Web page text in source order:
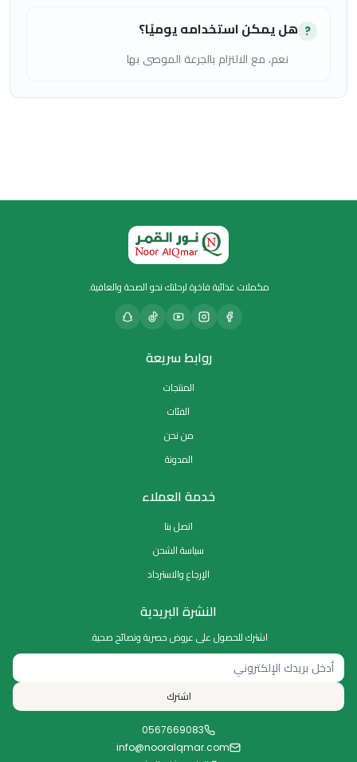
? هل يمكن استخدامه يوميًا؟
نعم، مع الالتزام بالجرعة الموصى بها
مكملات غذائية فاخرة لرحلتك نحو الصحة والعافية.
روابط سريعة
المنتجات
الفئات
من نحن
المدونة
خدمة العملاء
اتصل بنا
سياسة الشحن
الإرجاع والاسترداد
النشرة البريدية
اشترك للحصول على عروض حصرية ونصائح صحية.
اشترك
0567669083
info@nooralqmar.com